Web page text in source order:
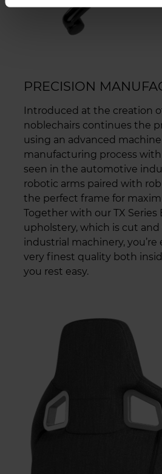
PRECISION
Introduced at the creation
noblechairs continues the
using an advanced
manufacturing process with
seen in the automotive
robotic arms paired with
the perfect frame for
Together with our TX Series
upholstery, which is cut
industrial machinery,
very finest quality both
you rest easy.